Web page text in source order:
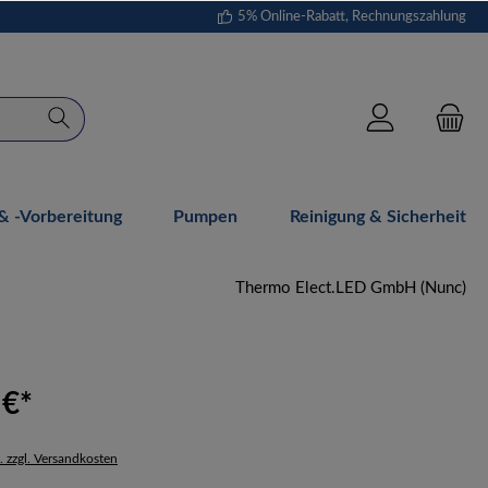
5% Online-Rabatt, Rechnungszahlung
-vorbereitung Pumpen Reinigung & Sicherheit
Thermo Elect.LED GmbH (Nunc)
zzgl. Versandkosten